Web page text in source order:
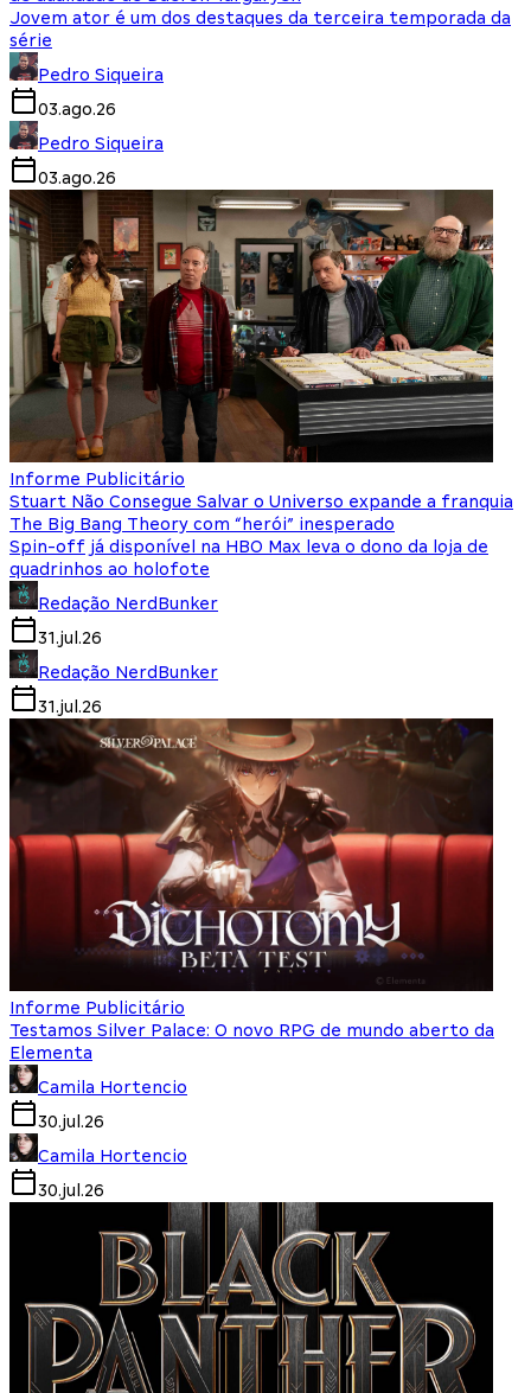
Jovem ator é um dos destaques da terceira temporada da
série
Pedro Siqueira
03.ago.26
Pedro Siqueira
03.ago.26
Informe Publicitário
Stuart Não Consegue Salvar o Universo expande a franquia
The Big Bang Theory com “herói” inesperado
Spin-off já disponível na HBO Max leva o dono da loja de
quadrinhos ao holofote
Redação NerdBunker
31.jul.26
Redação NerdBunker
31.jul.26
Informe Publicitário
Testamos Silver Palace: O novo RPG de mundo aberto da
Elementa
Camila Hortencio
30.jul.26
Camila Hortencio
30.jul.26